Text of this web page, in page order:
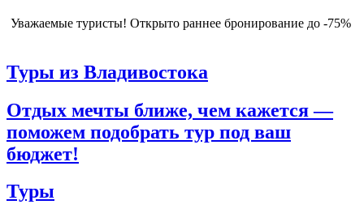
Уважаемые туристы! Открыто раннее бронирование до -75%
Туры из Владивостока
Отдых мечты ближе, чем кажется —
поможем подобрать тур под ваш
бюджет!
Туры